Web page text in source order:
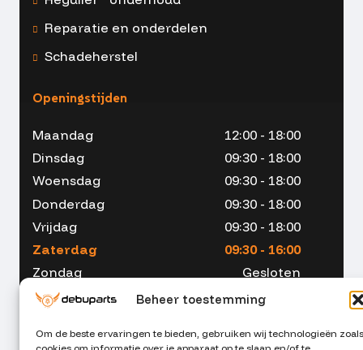
Beheer toestemming
Om de beste ervaringen te bieden, gebruiken wij technologieën zoals
Reparatie en onderdelen
Schadeherstel
Openingstijden
Maandag
12:00 - 18:00
Dinsdag
09:30 - 18:00
Woensdag
09:30 - 18:00
Donderdag
09:30 - 18:00
Vrijdag
09:30 - 18:00
Zaterdag
09:30 - 16:00
Zondag
Gesloten